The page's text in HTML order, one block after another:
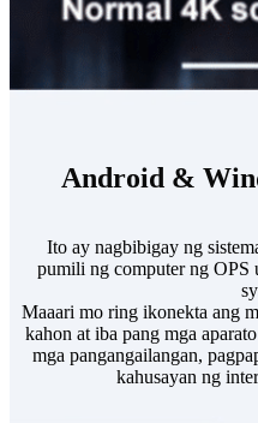
Android &
Ito ay nagbibigay ng
pumili ng computer ng OPS
Maaari mo ring ikonekta ang
kahon at iba pang mga
mga pangangailangan,
kahusayan ng